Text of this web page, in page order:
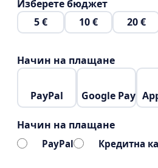
Изберете бюджет
5 €
10 € 20 €
Начин на плащане
PayPal Google Pay
Начин на плащане
PayPal Кредитна